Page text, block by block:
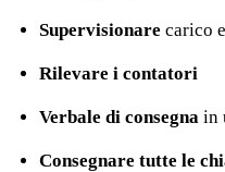
Supervisionare carico
Rilevare i contatori
Verbale di consegna in
Consegnare tutte le